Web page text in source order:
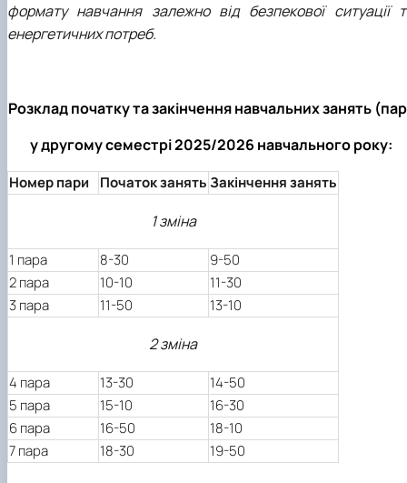
формату навчання залежно від безпекової ситуації
енергетичних потреб.
Розклад початку та закінчення навчальних занять
у другому семестрі 2025/2026 навчального року:
Номер пари Початок занять Закінчення занять
1 зміна
1 пара 8-30
9-50
2 пара
10-10
11-30
3 пара
11-50 13-10
2 зміна
4 пара 13-30
14-50
5 пара
15-10
16-30
6 пара
16-50
18-10
7 пара
18-30 19-50